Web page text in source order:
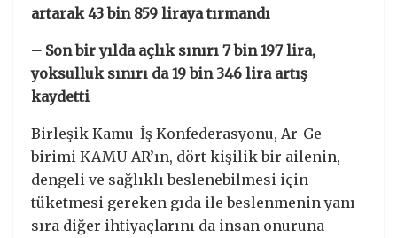
artarak 43 bin 859 liraya tırmandı
– Son bir yılda açlık sınırı 7 bin 197 lira,
yoksulluk sınırı da 19 bin 346 lira artış
kaydetti
Birleşik Kamu-İş Konfederasyonu, Ar-Ge
birimi KAMU-AR’ın, dört kişilik bir ailenin,
dengeli ve sağlıklı beslenebilmesi için
tüketmesi gereken gıda ile beslenmenin yanı
sıra diğer ihtiyaçlarını da insan onuruna